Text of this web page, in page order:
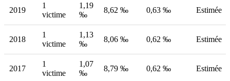
2019
1
victime
1,19
‰
8,62 ‰ 0,63 ‰ Estimée
2018
1
victime
1,13
‰
8,06 ‰ 0,62 ‰ Estimée
2017
1
victime
1,07
‰
8,79 ‰ 0,62 ‰ Estimée